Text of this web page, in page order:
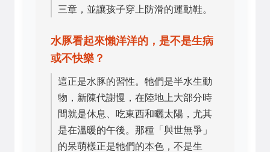
三章，並讓孩子穿上防滑的運動鞋。
水豚看起來懶洋洋的，是不是生病
或不快樂？
這正是水豚的習性。牠們是半水生動
物，新陳代謝慢，在陸地上大部分時
間就是休息、吃東西和曬太陽，尤其
是在溫暖的午後。那種「與世無爭」
的呆萌樣正是牠們的本色，不是生